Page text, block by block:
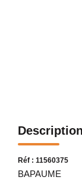
Description
Réf : 11560375
BAPAUME